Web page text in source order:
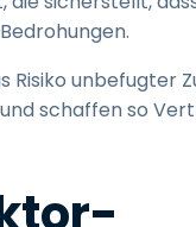
Risiko unbefugter
schaffen so